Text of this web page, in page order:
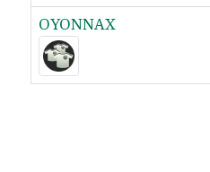
OYONNAX